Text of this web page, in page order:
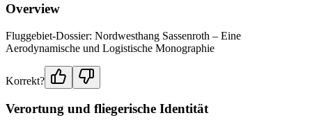
Overview
Fluggebiet-Dossier: Nordwesthang Sassenroth – Eine
Aerodynamische und Logistische Monographie
Korrekt?
Verortung und fliegerische Identität